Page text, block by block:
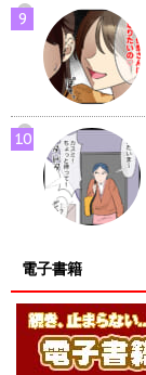
電子書籍